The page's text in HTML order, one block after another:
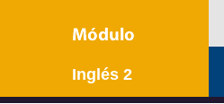
Inglés 2